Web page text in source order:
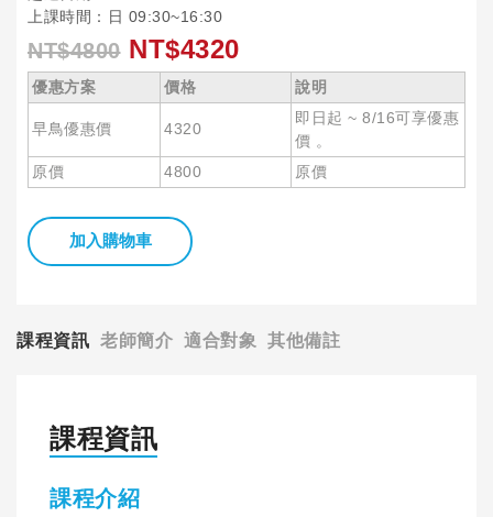
上課時間：日 09:30~16:30
NT$4800 NT$4320
優惠方案 價格 說明
早鳥優惠價 4320
即日起 ~ 8/16可享優惠
價 。
原價
4800 原價
加入購物車
課程資訊 老師簡介 適合對象 其他備註
課程資訊
課程介紹